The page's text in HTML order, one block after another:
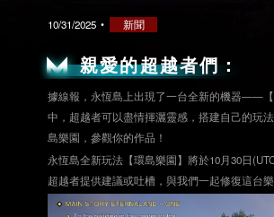
10/31/2025 • 新聞
親愛的超越者們：
據線報，永恆島上出現了一台全新的機器——
中，超越者可以盡情揮灑靈感，搭建自己的玩
島樂園，參觀你的作品！
永恆島全新玩法【環島樂園】將於10月30日
超越者提供建議或吐槽，與我們一起修復這台樂